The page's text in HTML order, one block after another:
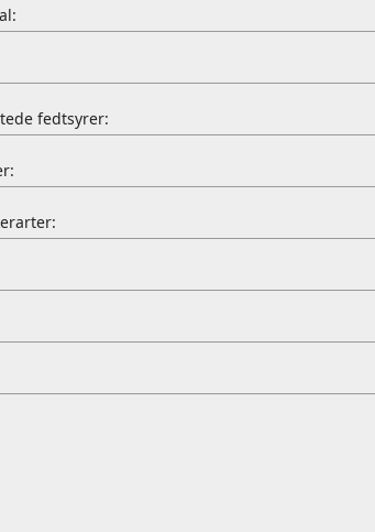
fedtsyrer: